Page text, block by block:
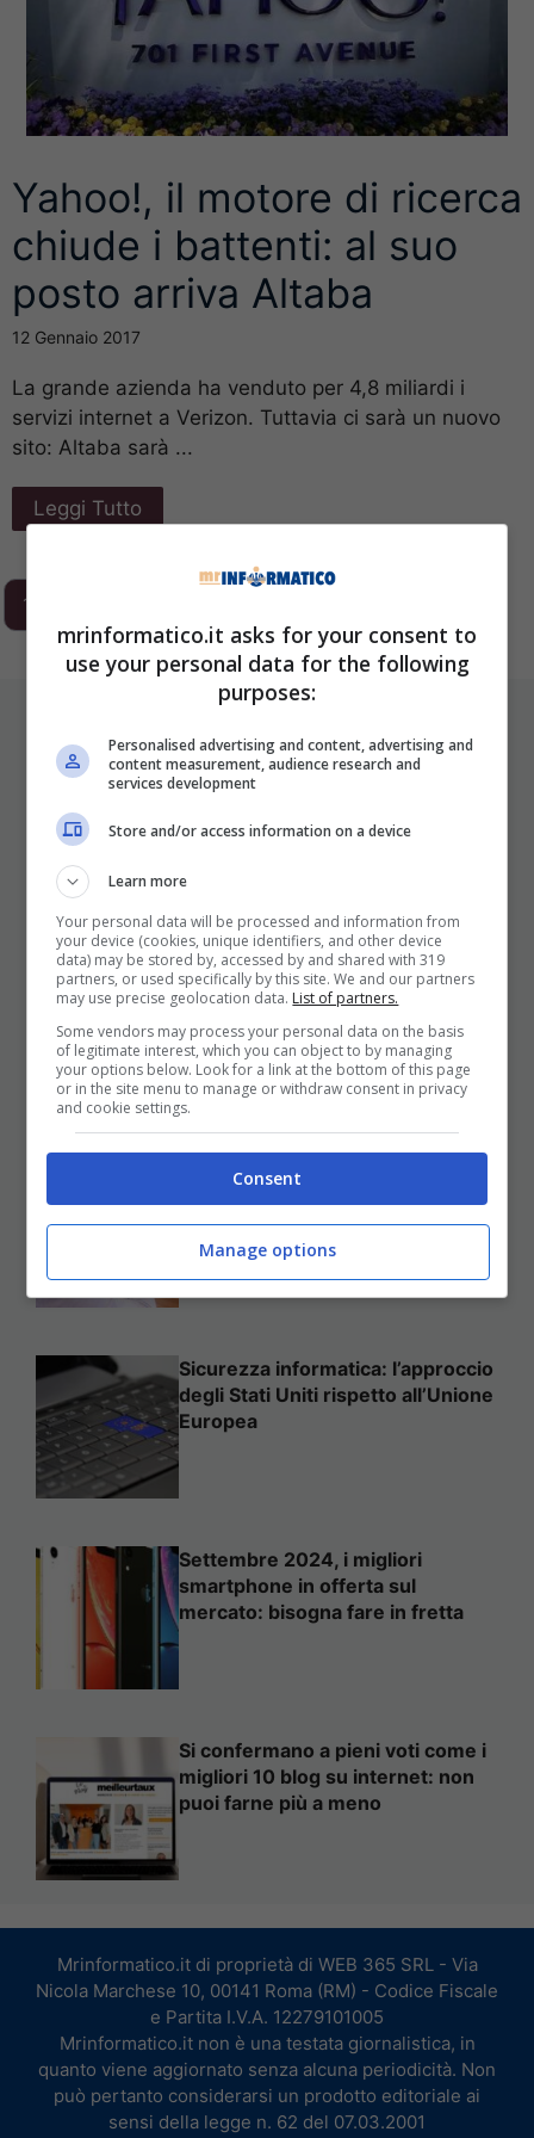
Yahoo!, il motore di ricerca
chiude i battenti: al suo
posto arriva Altaba
12 Gennaio 2017
La grande azienda ha venduto per 4,8 miliardi i
servizi internet a Verizon. Tuttavia ci sarà un nuovo
sito: Altaba sarà ...
Leggi Tutto
1
I Pro E I Contro Di Una Nuova Moda
Che Punta A Cambiare Il Tabacco
Per Sempre
25 Novembre 2025
Come mettere in sicurezza il
proprio sito web
Sicurezza informatica: l’approccio
degli Stati Uniti rispetto all’Unione
Europea
Settembre 2024, i migliori
smartphone in offerta sul
mercato: bisogna fare in fretta
Si confermano a pieni voti come i
migliori 10 blog su internet: non
puoi farne più a meno
Mrinformatico.it di proprietà di WEB 365 SRL - Via
Nicola Marchese 10, 00141 Roma (RM) - Codice Fiscale
e Partita I.V.A. 12279101005
Mrinformatico.it non è una testata giornalistica, in
quanto viene aggiornato senza alcuna periodicità. Non
può pertanto considerarsi un prodotto editoriale ai
sensi della legge n. 62 del 07.03.2001
mrinformatico.it asks for your consent to
use your personal data for the following
purposes:
Personalised advertising and content, advertising and
content measurement, audience research and
services development
Store and/or access information on a device
Learn more
Your personal data will be processed and information from
your device (cookies, unique identifiers, and other device
data) may be stored by, accessed by and shared with 319
partners, or used specifically by this site. We and our partners
may use precise geolocation data. List of partners.
Some vendors may process your personal data on the basis
of legitimate interest, which you can object to by managing
your options below. Look for a link at the bottom of this page
or in the site menu to manage or withdraw consent in privacy
and cookie settings.
Consent
Manage options